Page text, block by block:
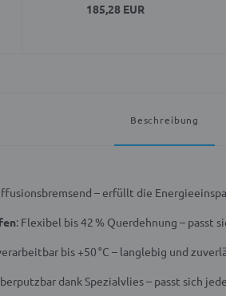
185,28 EUR
Beschreibung
– erfüllt die
: Flexibel bis 42 % Querdehnung – passt
bis +50 °C – langlebig und
dank Spezialvlies – passt sich